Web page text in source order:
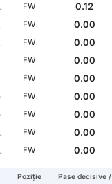
FW
0.12
FW
0.00
FW
0.00
FW
0.00
FW
0.00
FW
0.00
FW
0.00
FW
0.00
FW 0.00
Poziție
Pase decisive /